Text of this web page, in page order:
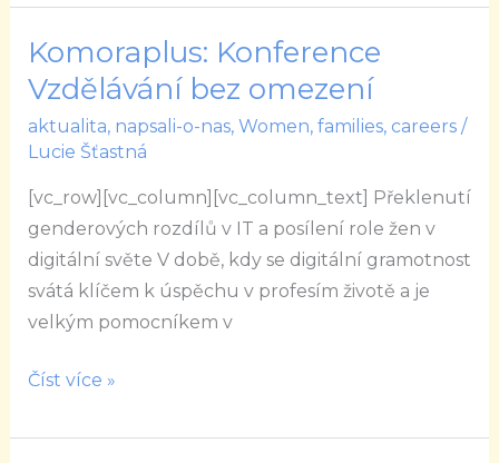
Komoraplus: Konference
Vzdělávání bez omezení
aktualita, napsali-o-nas, Women, families, careers/
Lucie Šťastná
[vc_row][vc_column][vc_column_text] Překlenutí
genderových rozdílů v IT a posílení role žen v
digitální světe V době, kdy se digitální gramotnost
svátá klíčem k úspěchu v profesím životě a je
velkým pomocníkem v
Komoraplus:
Konference
bez
Číst více »